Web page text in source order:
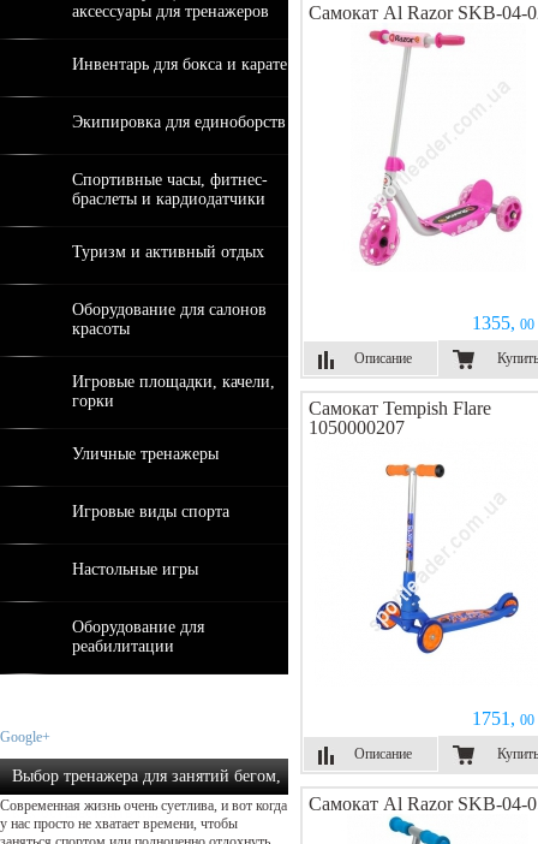
аксессуары для тренажеров
Инвентарь для бокса и карате
Экипировка для единоборств
Спортивные часы, фитнес-
браслеты и кардиодатчики
Туризм и активный отдых
Оборудование для салонов
красоты
Игровые площадки, качели,
горки
Уличные тренажеры
Игровые виды спорта
Настольные игры
Оборудование для
реабилитации
Google+
Выбор тренажера для занятий бегом,
как осуществить прав...
Современная жизнь очень суетлива, и вот когда
у нас просто не хватает времени, чтобы
Самокат Al Razor SKB-04-
1355, 00
Описание
Купить
Самокат Tempish Flare
1050000207
1751, 00
Описание
Купить
Самокат Al Razor SKB-04-